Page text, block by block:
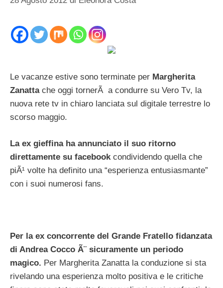
Le vacanze estive sono terminate per Margherita
Zanatta che oggi tornerÃ a condurre su Vero Tv, la
nuova rete tv in chiaro lanciata sul digitale terrestre lo
scorso maggio.
La ex gieffina ha annunciato il suo ritorno
direttamente su facebook condividendo quella che
piÃ¹ volte ha definito una “esperienza entusiasmante”
con i suoi numerosi fans.
Per la ex concorrente del Grande Fratello fidanzata
di Andrea Cocco Ã¨ sicuramente un periodo
magico. Per Margherita Zanatta la conduzione si sta
rivelando una esperienza molto positiva e le critiche